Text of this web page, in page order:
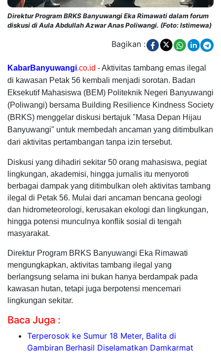
Direktur Program BRKS Banyuwangi Eka Rimawati dalam forum
diskusi di Aula Abdullah Azwar Anas Poliwangi. (Foto: Istimewa)
Bagikan :
KabarBanyuwangi.co.id - Aktivitas tambang emas ilegal
di kawasan Petak 56 kembali menjadi sorotan. Badan
Eksekutif Mahasiswa (BEM) Politeknik Negeri Banyuwangi
(Poliwangi) bersama Building Resilience Kindness Society
(BRKS) menggelar diskusi bertajuk "Masa Depan Hijau
Banyuwangi" untuk membedah ancaman yang ditimbulkan
dari aktivitas pertambangan tanpa izin tersebut.
Diskusi yang dihadiri sekitar 50 orang mahasiswa, pegiat
lingkungan, akademisi, hingga jurnalis itu menyoroti
berbagai dampak yang ditimbulkan oleh aktivitas tambang
ilegal di Petak 56. Mulai dari ancaman bencana geologi
dan hidrometeorologi, kerusakan ekologi dan lingkungan,
hingga potensi munculnya konflik sosial di tengah
masyarakat.
Direktur Program BRKS Banyuwangi Eka Rimawati
mengungkapkan, aktivitas tambang ilegal yang
berlangsung selama ini bukan hanya berdampak pada
kawasan hutan, tetapi juga berpotensi mencemari
lingkungan sekitar.
Baca Juga :
Terperosok ke Sumur 18 Meter, Balita di
Gambiran Berhasil Diselamatkan Damkarmat